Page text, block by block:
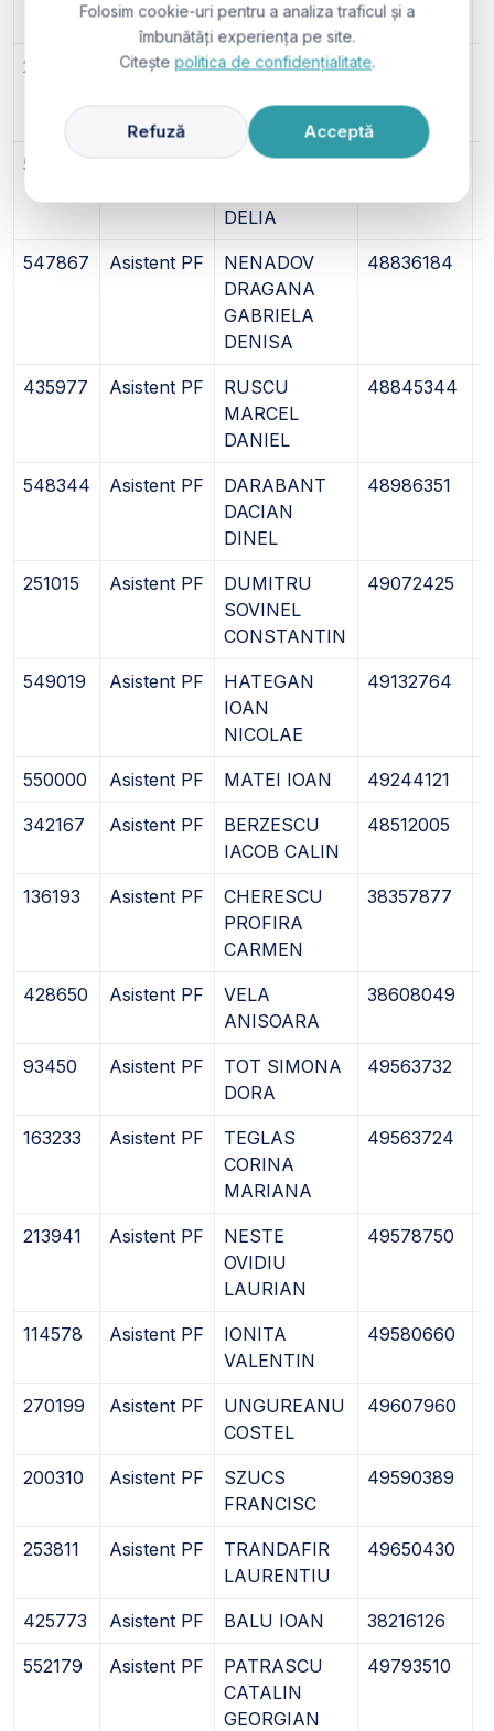
MIHAI
242916 Asistent PF
COLESICA
CRISTINA
46525653
546932
TOMUTA
DELIA
48581269
547867 Asistent PF
NENADOV
DRAGANA
GABRIELA
DENISA
48836184
435977 Asistent PF
RUSCU
MARCEL
DANIEL
48845344
548344 Asistent PF
DARABANT
DACIAN
DINEL
48986351
251015 Asistent PF
DUMITRU
SOVINEL
CONSTANTIN
49072425
549019 Asistent PF
HATEGAN
IOAN
NICOLAE
49132764
550000 Asistent PF MATEI IOAN 49244121
342167 Asistent PF
BERZESCU
IACOB CALIN
48512005
136193 Asistent PF
CHERESCU
PROFIRA
CARMEN
38357877
428650 Asistent PF
VELA
ANISOARA
38608049
93450 Asistent PF
TOT SIMONA
DORA
49563732
163233 Asistent PF
TEGLAS
CORINA
MARIANA
49563724
213941 Asistent PF
NESTE
OVIDIU
LAURIAN
49578750
114578 Asistent PF
IONITA
VALENTIN
49580660
270199 Asistent PF
UNGUREANU
COSTEL
49607960
200310 Asistent PF
SZUCS
FRANCISC
49590389
253811 Asistent PF
TRANDAFIR
LAURENTIU
49650430
425773 Asistent PF BALU IOAN 38216126
552179 Asistent PF
PATRASCU
CATALIN
GEORGIAN
49793510
Folosim cookie-uri pentru a analiza traficul și a
îmbunătăți experiența pe site.
Citește politica de confidențialitate.
Refuză Acceptă